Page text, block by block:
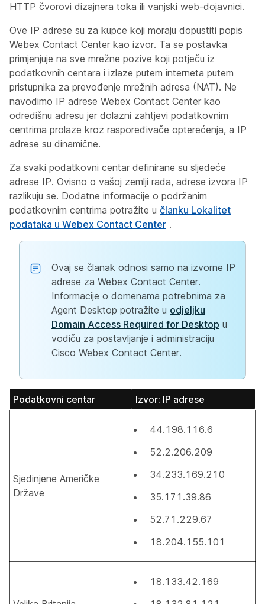
HTTP čvorovi dizajnera toka ili vanjski web-dojavnici.
Ove IP adrese su za kupce koji moraju dopustiti popis
Webex Contact Center kao izvor. Ta se postavka
primjenjuje na sve mrežne pozive koji potječu iz
podatkovnih centara i izlaze putem interneta putem
pristupnika za prevođenje mrežnih adresa (NAT). Ne
navodimo IP adrese Webex Contact Center kao
odredišnu adresu jer dolazni zahtjevi podatkovnim
centrima prolaze kroz raspoređivače opterećenja, a IP
adrese su dinamične.
Za svaki podatkovni centar definirane su sljedeće
adrese IP. Ovisno o vašoj zemlji rada, adrese izvora IP
razlikuju se. Dodatne informacije o podržanim
podatkovnim centrima potražite u članku Lokalitet
podataka u Webex Contact Center .
Ovaj se članak odnosi samo na izvorne IP
adrese za Webex Contact Center.
Informacije o domenama potrebnima za
Agent Desktop potražite u odjeljku
Domain Access Required for Desktop u
vodiču za postavljanje i administraciju
Cisco Webex Contact Center.
Podatkovni centar Izvor: IP adrese
Sjedinjene Američke
Države
44.198.116.6
52.2.206.209
34.233.169.210
35.171.39.86
52.71.229.67
18.204.155.101
18.133.42.169